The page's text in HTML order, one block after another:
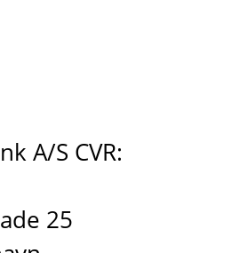
A/S CVR:
25